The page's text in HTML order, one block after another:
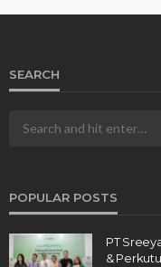
SEARCH
POPULAR POSTS
PT
&